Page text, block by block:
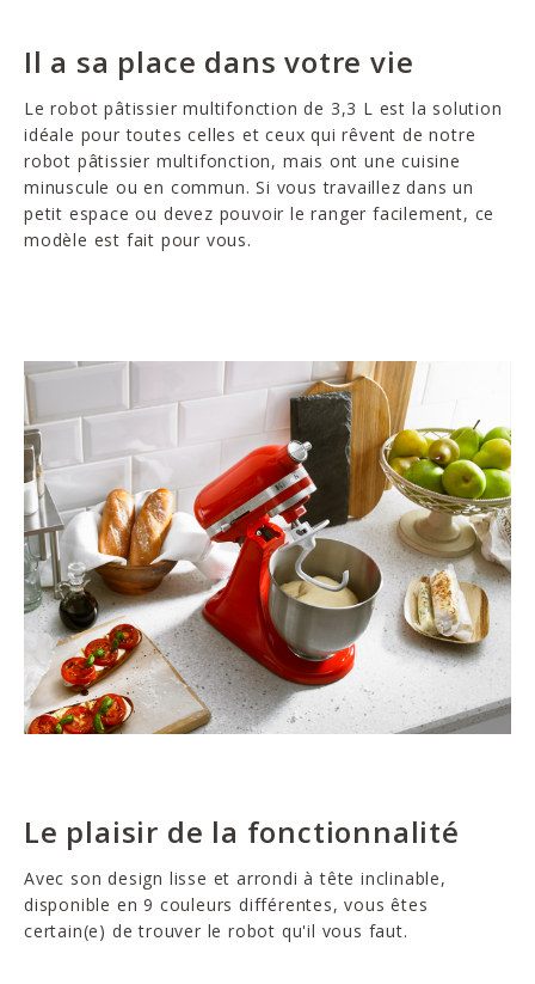
Il a sa place dans votre vie
Le robot pâtissier multifonction de 3,3 L est la solution
idéale pour toutes celles et ceux qui rêvent de notre
robot pâtissier multifonction, mais ont une cuisine
minuscule ou en commun. Si vous travaillez dans un
petit espace ou devez pouvoir le ranger facilement, ce
modèle est fait pour vous.
Le plaisir de la fonctionnalité
Avec son design lisse et arrondi à tête inclinable,
disponible en 9 couleurs différentes, vous êtes
certain(e) de trouver le robot qu'il vous faut.